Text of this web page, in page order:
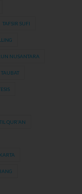
TAFSIR SUFI
NUSANTARA
TAUBAT
QUR'AN